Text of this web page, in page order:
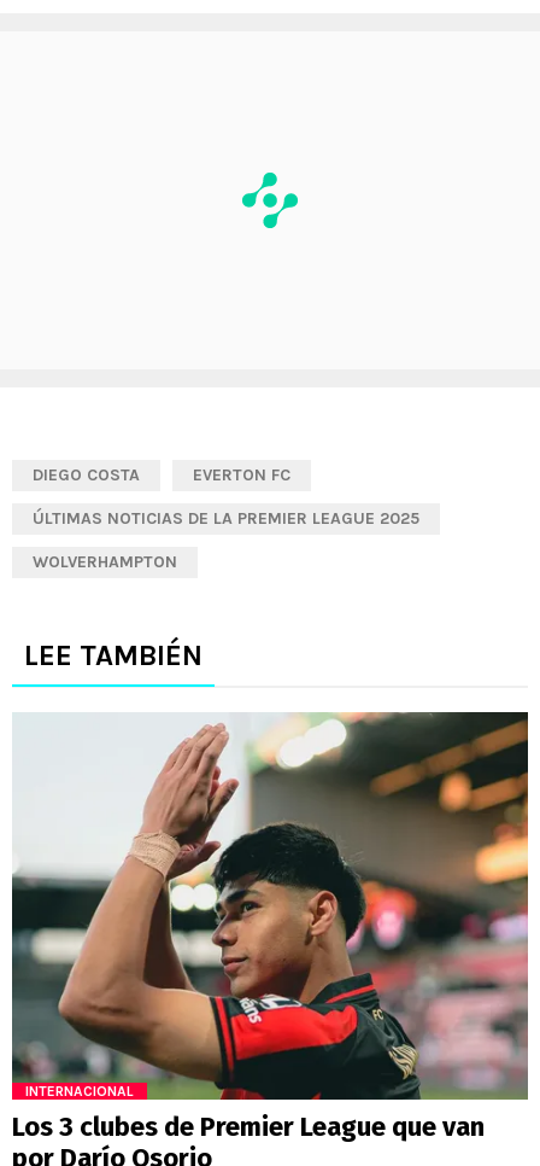
DIEGO COSTA EVERTON FC
ÚLTIMAS NOTICIAS DE LA PREMIER LEAGUE 2025
WOLVERHAMPTON
LEE TAMBIÉN
INTERNACIONAL
Los 3 clubes de Premier League que van
por Darío Osorio